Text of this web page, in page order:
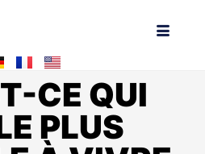
CE QUI
PLUS